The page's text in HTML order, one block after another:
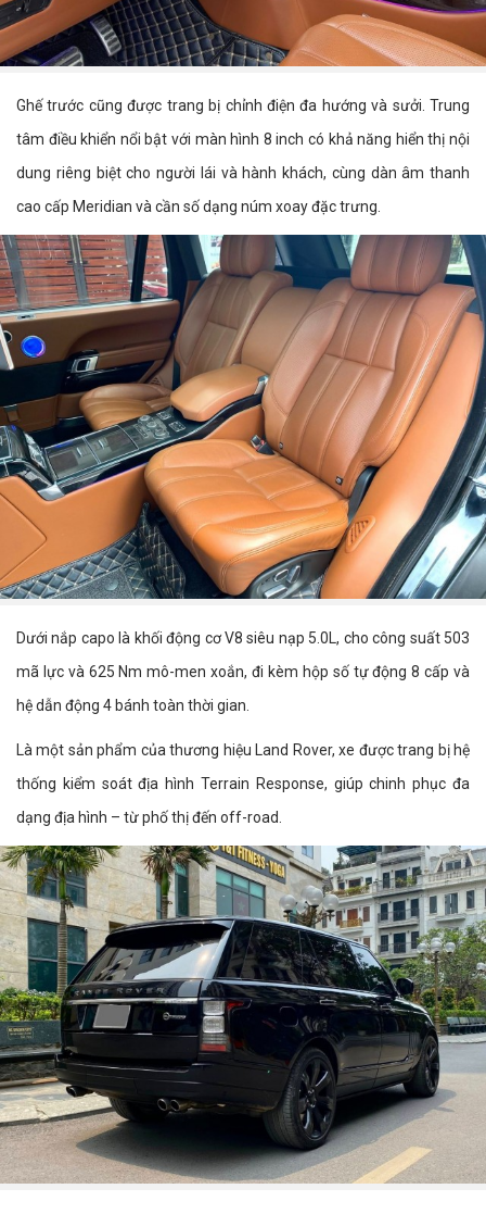
Ghế trước cũng được trang bị chỉnh điện đa hướng và sưởi. Trung
tâm điều khiển nổi bật với màn hình 8 inch có khả năng hiển thị nội
dung riêng biệt cho người lái và hành khách, cùng dàn âm thanh
cao cấp Meridian và cần số dạng núm xoay đặc trưng.
Dưới nắp capo là khối động cơ V8 siêu nạp 5.0L, cho công suất 503
mã lực và 625 Nm mô-men xoắn, đi kèm hộp số tự động 8 cấp và
hệ dẫn động 4 bánh toàn thời gian.
Là một sản phẩm của thương hiệu Land Rover, xe được trang bị hệ
thống kiểm soát địa hình Terrain Response, giúp chinh phục đa
dạng địa hình – từ phố thị đến off-road.